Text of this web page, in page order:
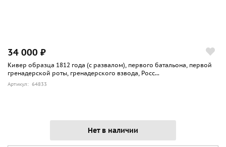
34 000 ₽
Кивер образца 1812 года (с развалом), первого батальона, первой
гренадерской роты, гренадерского взвода, Росс...
Артикул: 64833
Нет в наличии